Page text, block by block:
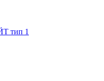
тип 1